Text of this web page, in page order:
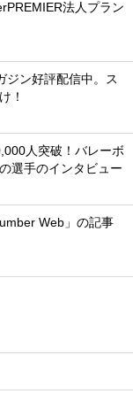
法人プラン
ジン好評配信中。ス
！
人突破！バレーボ
選手のインタビュー
Web」の記事